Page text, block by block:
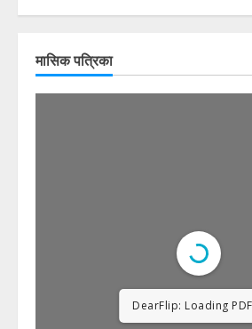
मासिक पत्रिका
DearFlip: Loading PDF
12% ...